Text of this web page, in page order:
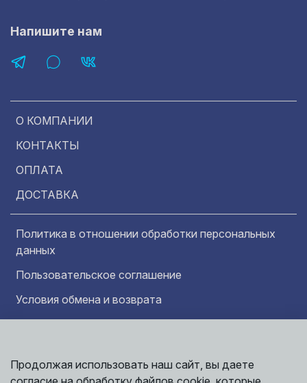
О КОМПАНИИ
КОНТАКТЫ
ОПЛАТА
ДОСТАВКА
Политика в отношении обработки персональных
данных
Пользовательское соглашение
Условия обмена и возврата
Напишите нам
Информация представленная на сайте
носит исключительно ознакомительный
Продолжая использовать наш сайт, вы даете